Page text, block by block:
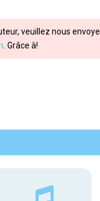
veuillez nous
. Grâce à!